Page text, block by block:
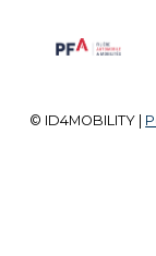
© ID4MOBILITY |